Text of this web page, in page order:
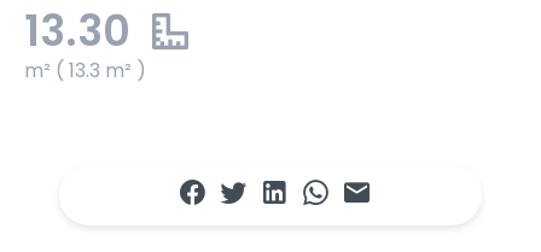
13.30
m² ( 13.3 m² )